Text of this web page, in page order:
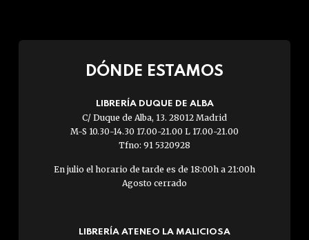
DÓNDE ESTAMOS
LIBRERÍA DUQUE DE ALBA
C/ Duque de Alba, 13. 28012 Madrid
M-S 10.30-14.30 17.00-21.00 L 17.00-21.00
Tfno: 91 5320928
En julio el horario de tarde es de 18:00h a 21:00h
Agosto cerrado
LIBRERÍA ATENEO LA MALICIOSA